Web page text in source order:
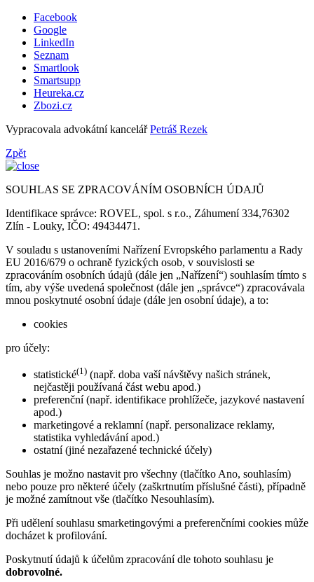
Facebook
Google
LinkedIn
Seznam
Smartlook
Smartsupp
Heureka.cz
Zbozi.cz
Vypracovala advokátní kancelářPetráš Rezek
Zpět
SOUHLAS SE ZPRACOVÁNÍM OSOBNÍCH ÚDAJŮ
Identifikace správce: ROVEL, spol. s r.o., Záhumení 334,76302
Zlín - Louky, IČO: 49434471.
V souladu s ustanoveními Nařízení Evropského parlamentu a Rady
EU 2016/679 o ochraně fyzických osob, v souvislosti se
zpracováním osobních údajů (dále jen „Nařízení“) souhlasím tímto s
tím, aby výše uvedená společnost (dále jen „správce“) zpracovávala
mnou poskytnuté osobní údaje (dále jen osobní údaje), a to:
cookies
pro účely:
statistické(1) (např. doba vaší návštěvy našich stránek,
nejčastěji používaná část webu apod.)
preferenční (např. identifikace prohlížeče, jazykové nastavení
apod.)
marketingové a reklamní (např. personalizace reklamy,
statistika vyhledávání apod.)
ostatní (jiné nezařazené technické účely)
Souhlas je možno nastavit pro všechny (tlačítko Ano, souhlasím)
nebo pouze pro některé účely (zaškrtnutím příslušné části), případně
je možné zamítnout vše (tlačítko Nesouhlasím).
Při udělení souhlasu smarketingovými a preferenčními cookies může
docházet k profilování.
Poskytnutí údajů k účelům zpracování dle tohoto souhlasu je
dobrovolné.